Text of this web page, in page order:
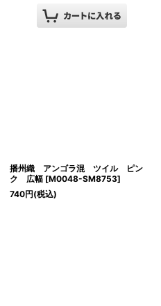
播州織 アンゴラ混 ツイル ピン
ク 広幅 [M0048-SM8753]
740円(税込)